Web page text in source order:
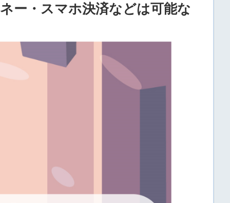
ー・スマホ決済などは可能な